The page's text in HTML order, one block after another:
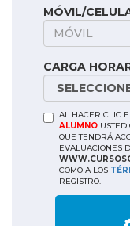
MÓVIL/
CARGA
AL HACER CLIC
ALUMNO
QUE TENDRÁ
EVALUACIONES
COMO A LOS
REGISTRO.